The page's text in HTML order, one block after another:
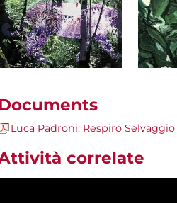
Luca Padroni: Respiro Selvaggio
correlate